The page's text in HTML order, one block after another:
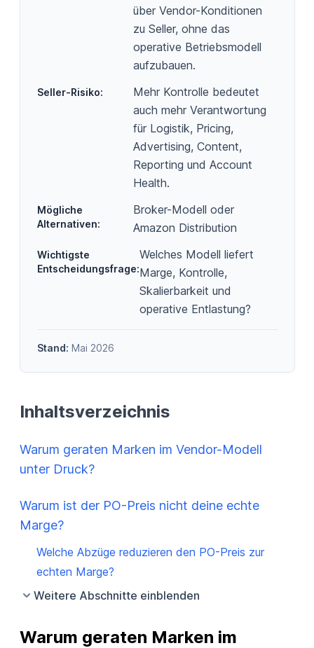
über Vendor-Konditionen
zu Seller, ohne das
operative Betriebsmodell
aufzubauen.
Seller-Risiko:
Mehr Kontrolle bedeutet
auch mehr Verantwortung
für Logistik, Pricing,
Advertising, Content,
Reporting und Account
Health.
Mögliche
Alternativen:
Broker-Modell oder
Amazon Distribution
Wichtigste
Entscheidungsfrage:
Welches Modell liefert
Marge, Kontrolle,
Skalierbarkeit und
operative Entlastung?
Stand: Mai 2026
Inhaltsverzeichnis
Warum geraten Marken im Vendor-Modell
unter Druck?
Warum ist der PO-Preis nicht deine echte
Marge?
Welche Abzüge reduzieren den PO-Preis zur
echten Marge?
Weitere Abschnitte einblenden
Warum geraten Marken im